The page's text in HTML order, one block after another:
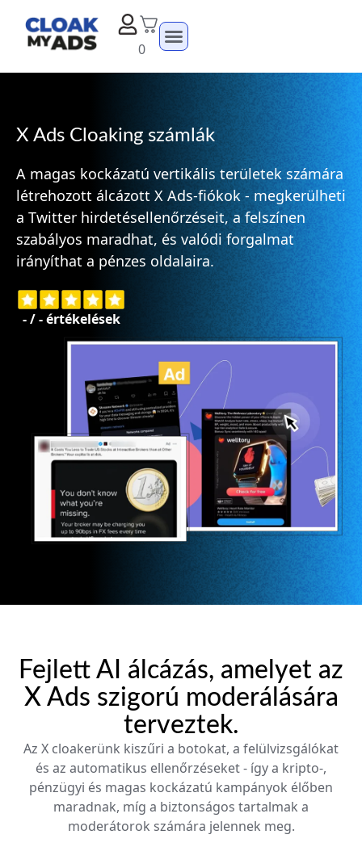
0
X Ads Cloaking számlák
A magas kockázatú vertikális területek számára
létrehozott álcázott X Ads-fiókok - megkerülheti
a Twitter hirdetésellenőrzéseit, a felszínen
szabályos maradhat, és valódi forgalmat
irányíthat a pénzes oldalaira.
-/-értékelések
Fejlett AI álcázás, amelyet az
X Ads szigorú moderálására
terveztek.
Az X cloakerünk kiszűri a botokat, a felülvizsgálókat
és az automatikus ellenőrzéseket - így a kripto-,
pénzügyi és magas kockázatú kampányok élőben
maradnak, míg a biztonságos tartalmak a
moderátorok számára jelennek meg.